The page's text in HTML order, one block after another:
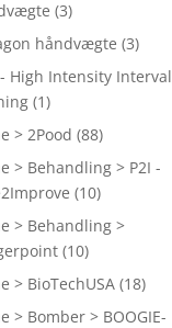
(3)
håndvægte (3)
High Intensity Interval
(1)
> 2Pood (88)
> Behandling > P2I -
(10)
> Behandling >
(10)
> BioTechUSA (18)
> Bomber > BOOGIE-